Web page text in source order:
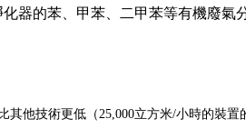
器的苯、甲苯、二甲苯等有機廢氣
他技術更低（25,000立方米/小時的裝